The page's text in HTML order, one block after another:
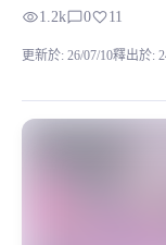
以下是星野愛人物
以下是星野爱人物
MiaoYin Original
visibility1.2kchat_bubble_outline0favorite11
更新於: 26/07/10釋出於: